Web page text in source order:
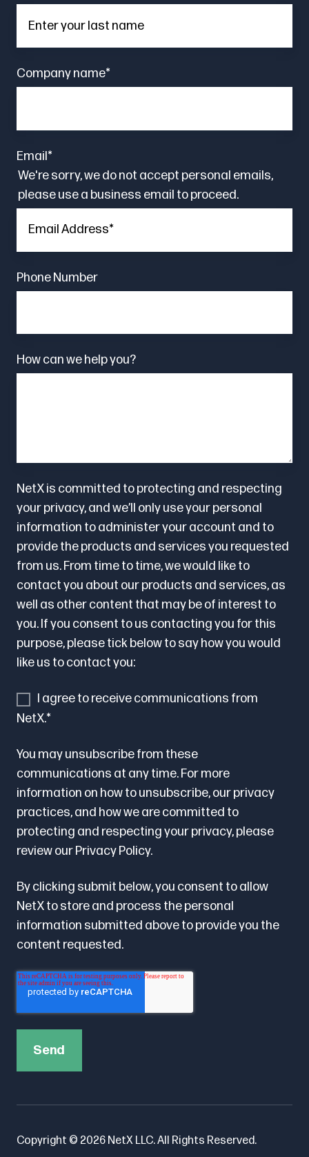
Company name*
Email *
We're sorry, we do not accept personal emails,
please use a business email to proceed.
Phone Number
How can we help you?
NetX is committed to protecting and respecting
your privacy, and we’ll only use your personal
information to administer your account and to
provide the products and services you requested
from us. From time to time, we would like to
contact you about our products and services, as
well as other content that may be of interest to
you. If you consent to us contacting you for this
purpose, please tick below to say how you would
like us to contact you:
I agree to receive communications from
NetX.*
You may unsubscribe from these
communications at any time. For more
information on how to unsubscribe, our privacy
practices, and how we are committed to
protecting and respecting your privacy, please
review ourPrivacy Policy.
By clicking submit below, you consent to allow
NetX to store and process the personal
information submitted above to provide you the
content requested.
Copyright © 2026 NetX LLC. All Rights Reserved.